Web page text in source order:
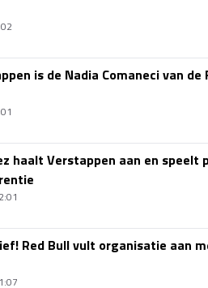
is de Nadia Comaneci van
haalt Verstappen aan en speelt
Red Bull vult organisatie aan